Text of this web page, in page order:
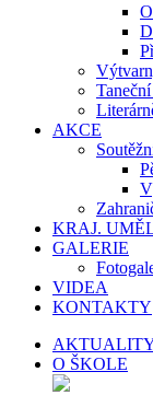
AKCE
KRAJ.
GALERIE
VIDEA
KONTAKTY
O ŠKOLE